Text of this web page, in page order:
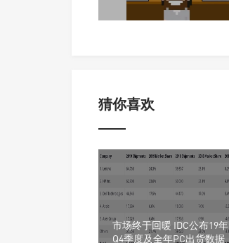
猜你喜欢
市场终于回暖 IDC公布19年
Q4季度及全年PC出货数据